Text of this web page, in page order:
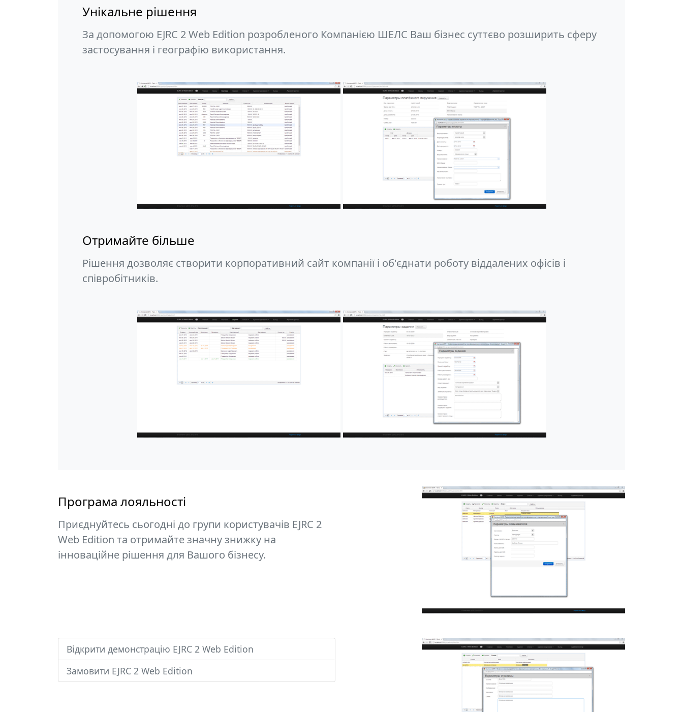
Унікальне рішення
За допомогою EJRC 2 Web Edition розробленого Компанією ШЕЛС Ваш бізнес суттєво розширить сферу
застосування і географію використання.
Отримайте більше
Рішення дозволяє створити корпоративний сайт компанії і об'єднати роботу віддалених офісів і
співробітників.
Програма лояльності
Приєднуйтесь сьогодні до групи користувачів EJRC 2
Web Edition та отримайте значну знижку на
інноваційне рішення для Вашого бізнесу.
Відкрити демонстрацію EJRC 2 Web Edition
Замовити EJRC 2 Web Edition